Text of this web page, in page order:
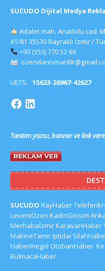
SUCUDO Dijital Medya
Adalet mah. Anadolu cad.
41/81 35530 Bayraklı İzmir /
+90 (553) 770 52 69
UETS: 15623-26967-42627
Tanıtım yazısı, banner ve link
SUCUDO RayHaber
LeventÖzen KadinGirisim
MerhabaİzmirKaravanHaber
MakineTamirIptidai
HaberInegol OtobanHaber
BulmacaHaber